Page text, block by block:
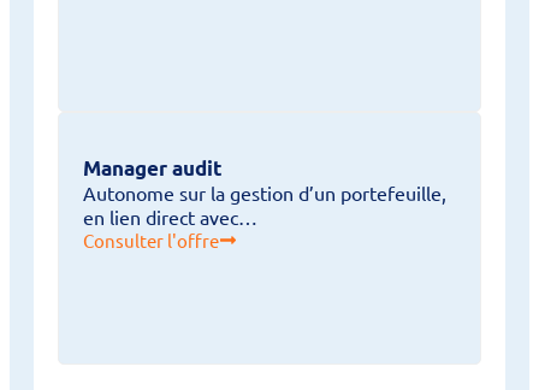
Manager audit
Autonome sur la gestion d’un portefeuille,
en lien direct avec…
Consulter l'offre